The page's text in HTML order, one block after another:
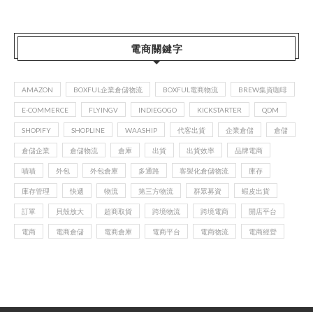
電商關鍵字
AMAZON BOXFUL企業倉儲物流 BOXFUL電商物流 BREW集資咖啡
E-COMMERCE FLYINGV INDIEGOGO KICKSTARTER QDM
SHOPIFY SHOPLINE WAASHIP 代客出貨 企業倉儲 倉儲
倉儲企業 倉儲物流 倉庫 出貨 出貨效率 品牌電商
嘖嘖 外包 外包倉庫 多通路 客製化倉儲物流 庫存
庫存管理 快遞 物流 第三方物流 群眾募資 蝦皮出貨
訂單 貝殼放大 超商取貨 跨境物流 跨境電商 開店平台
電商 電商倉儲 電商倉庫 電商平台 電商物流 電商經營